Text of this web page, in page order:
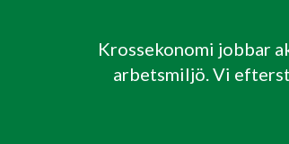
Krossekonomi jobbar
arbetsmiljö. Vi